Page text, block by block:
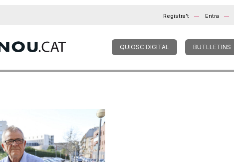
Registra't Entra
QUIOSC DIGITAL BUTLLETINS